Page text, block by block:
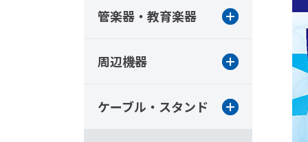
管楽器・教育楽器
周辺機器
ケーブル・スタンド